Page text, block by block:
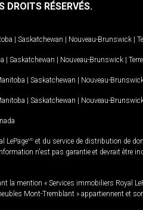
DROITS RÉSERVÉS.
| Saskatchewan | Nouveau-Brunswick |
| Saskatchewan | Nouveau-Brunswick |
| Saskatchewan | Nouveau-
| Saskatchewan | Nouveau-
LePageMD et du service de distribution de
n'est pas garantie et devrait être
la mention « Services immobiliers Royal
Mont-Tremblant » appartiennent et